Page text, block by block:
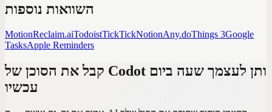
השוואות נוספות
MotionReclaim.aiTodoistTickTickNotionAny.doThings 3Google
TasksApple Reminders
קבל את הסוכן של Codot ותן לעצמך שעה ביום
עכשיו